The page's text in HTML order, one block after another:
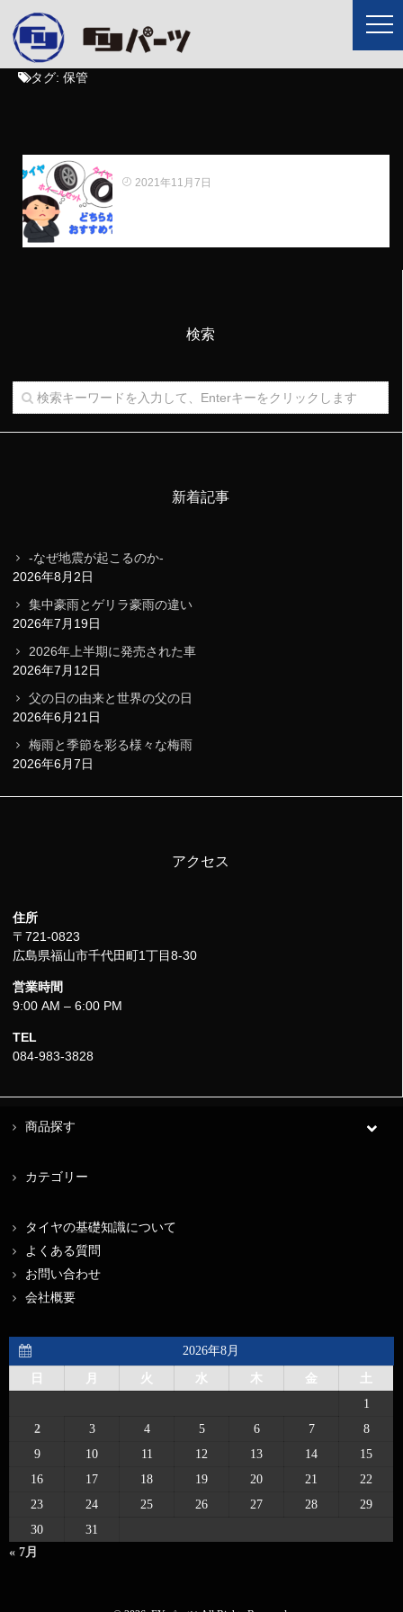
タグ: 保管
2021年11月7日
検索
新着記事
-なぜ地震が起こるのか-
2026年8月2日
集中豪雨とゲリラ豪雨の違い
2026年7月19日
2026年上半期に発売された車
2026年7月12日
父の日の由来と世界の父の日
2026年6月21日
梅雨と季節を彩る様々な梅雨
2026年6月7日
アクセス
住所
〒721-0823
広島県福山市千代田町1丁目8-30
営業時間
9:00 AM – 6:00 PM
TEL
084-983-3828
商品探す
カテゴリー
タイヤの基礎知識について
よくある質問
お問い合わせ
会社概要
2026年8月
日 月 火 水 木 金
土
1
2
3 4 5 6 7
8
9
10 11 12 13 14
15
16
17 18 19 20 21
22
23
24 25 26 27 28
29
30
31
« 7月